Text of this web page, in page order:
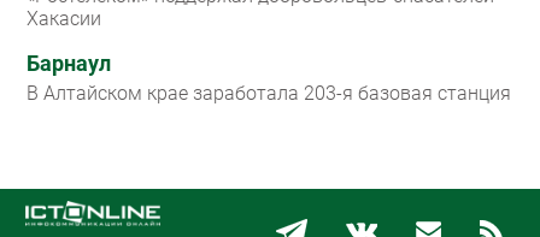
Хакасии
Барнаул
В Алтайском крае заработала 203-я базовая станция